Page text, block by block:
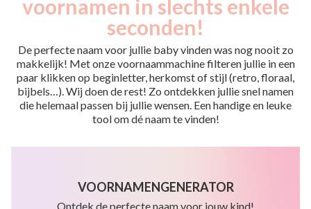
voornamen in slechts enkele
seconden!
De perfecte naam voor jullie baby vinden was nog nooit zo
makkelijk! Met onze voornaammachine filteren jullie in een
paar klikken op beginletter, herkomst of stijl (retro, floraal,
bijbels…). Wij doen de rest! Zo ontdekken jullie snel namen
die helemaal passen bij jullie wensen. Een handige en leuke
tool om dé naam te vinden!
VOORNAMENGENERATOR
Ontdek de perfecte naam voor jouw kind!